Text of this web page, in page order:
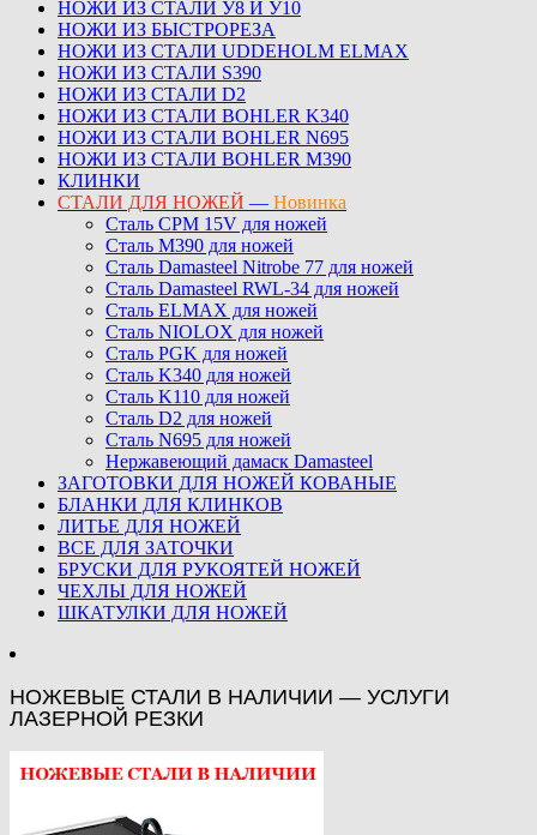
НОЖИ ИЗ СТАЛИ У8 И У10
НОЖИ ИЗ БЫСТРОРЕЗА
НОЖИ ИЗ СТАЛИ UDDEHOLM ELMAX
НОЖИ ИЗ СТАЛИ S390
НОЖИ ИЗ СТАЛИ D2
НОЖИ ИЗ СТАЛИ BOHLER K340
НОЖИ ИЗ СТАЛИ BOHLER N695
НОЖИ ИЗ СТАЛИ BOHLER M390
КЛИНКИ
СТАЛИ ДЛЯ НОЖЕЙ — Новинка
Сталь CPM 15V для ножей
Сталь M390 для ножей
Сталь Damasteel Nitrobe 77 для ножей
Сталь Damasteel RWL-34 для ножей
Сталь ELMAX для ножей
Сталь NIOLOX для ножей
Сталь PGK для ножей
Сталь K340 для ножей
Сталь K110 для ножей
Сталь D2 для ножей
Сталь N695 для ножей
Нержавеющий дамаск Damasteel
ЗАГОТОВКИ ДЛЯ НОЖЕЙ КОВАНЫЕ
БЛАНКИ ДЛЯ КЛИНКОВ
ЛИТЬЕ ДЛЯ НОЖЕЙ
ВСЕ ДЛЯ ЗАТОЧКИ
БРУСКИ ДЛЯ РУКОЯТЕЙ НОЖЕЙ
ЧЕХЛЫ ДЛЯ НОЖЕЙ
ШКАТУЛКИ ДЛЯ НОЖЕЙ
НОЖЕВЫЕ СТАЛИ В НАЛИЧИИ — УСЛУГИ
ЛАЗЕРНОЙ РЕЗКИ